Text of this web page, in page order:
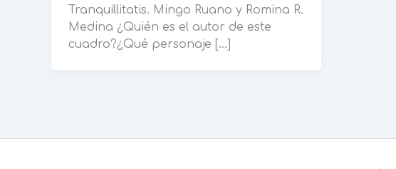
Tranquillitatis. Mingo Ruano y Romina R.
Medina ¿Quién es el autor de este
cuadro?¿Qué personaje […]